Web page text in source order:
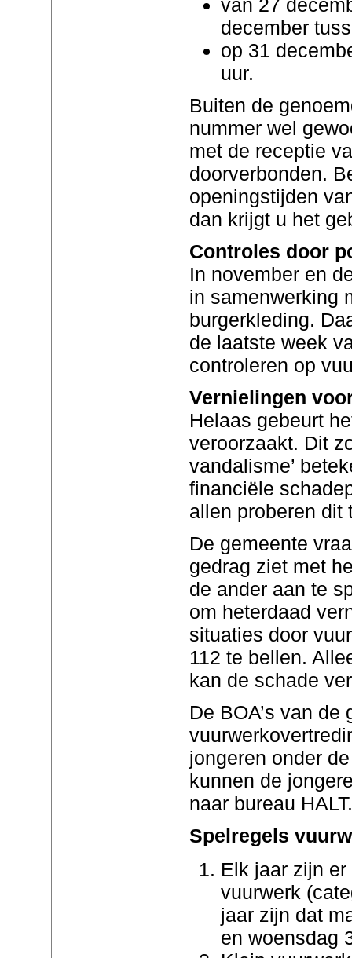
december
op 31
uur.
Buiten de
nummer wel
met de receptie
doorverbonden.
openingstijden
dan krijgt u het
Controles door
In november en
in samenwerking
burgerkleding.
de laatste week
controleren op
Vernielingen
Helaas gebeurt
veroorzaakt. Dit
vandalisme’
financiële
allen proberen dit
De gemeente
gedrag ziet met
de ander aan te
om heterdaad
situaties door
112 te bellen.
kan de schade
De BOA’s van
jongeren onder
kunnen de
naar bureau HALT.
Spelregels
Elk jaar zijn
vuurwerk
jaar zijn dat
en woensdag